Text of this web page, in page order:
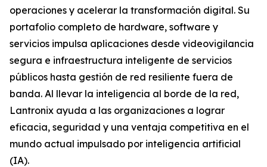
operaciones y acelerar la transformación digital. Su
portafolio completo de hardware, software y
servicios impulsa aplicaciones desde videovigilancia
segura e infraestructura inteligente de servicios
públicos hasta gestión de red resiliente fuera de
banda. Al llevar la inteligencia al borde de la red,
Lantronix ayuda a las organizaciones a lograr
eficacia, seguridad y una ventaja competitiva en el
mundo actual impulsado por inteligencia artificial
(IA).